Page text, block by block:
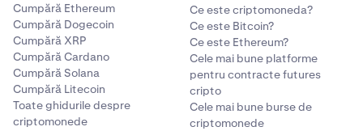
Cumpără Ethereum
Cumpără Dogecoin
Cumpără XRP
Cumpără Cardano
Cumpără Solana
Cumpără Litecoin
Toate ghidurile despre
criptomonede
Ce este criptomoneda?
Ce este Bitcoin?
Ce este Ethereum?
Cele mai bune platforme
pentru contracte futures
cripto
Cele mai bune burse de
criptomonede